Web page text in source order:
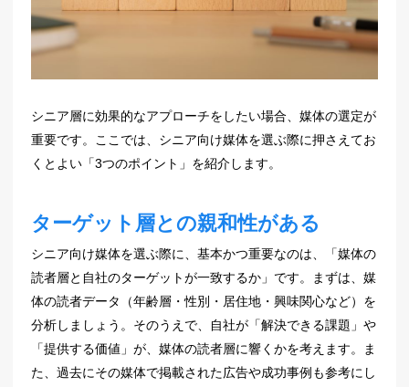
シニア層に効果的なアプローチをしたい場合、媒体の選定が
重要です。ここでは、シニア向け媒体を選ぶ際に押さえてお
くとよい「3つのポイント」を紹介します。
ターゲット層との親和性がある
シニア向け媒体を選ぶ際に、基本かつ重要なのは、「媒体の
読者層と自社のターゲットが一致するか」です。まずは、媒
体の読者データ（年齢層・性別・居住地・興味関心など）を
分析しましょう。そのうえで、自社が「解決できる課題」や
「提供する価値」が、媒体の読者層に響くかを考えます。ま
た、過去にその媒体で掲載された広告や成功事例も参考にし